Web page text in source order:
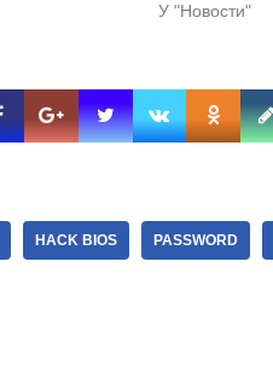
У "Новости"
HACK BIOS PASSWORD